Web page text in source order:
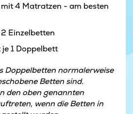
mit 4 Matratzen - am besten
Einzelbetten
1 Doppelbett
Doppelbetten normalerweise
Betten sind.
den oben genannten
wenn die Betten in